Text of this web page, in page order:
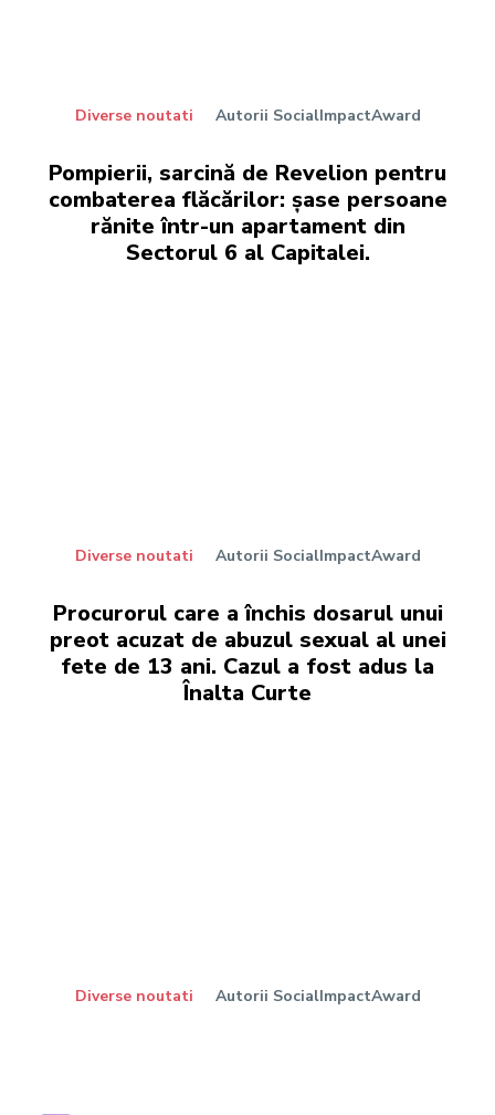
Diverse noutati Autorii SocialImpactAward
Pompierii, sarcină de Revelion pentru
combaterea flăcărilor: șase persoane
rănite într-un apartament din
Sectorul 6 al Capitalei.
Diverse noutati Autorii SocialImpactAward
Procurorul care a închis dosarul unui
preot acuzat de abuzul sexual al unei
fete de 13 ani. Cazul a fost adus la
Înalta Curte
Diverse noutati Autorii SocialImpactAward